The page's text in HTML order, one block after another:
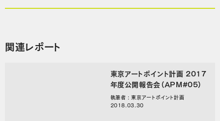
関連レポート
東京アートポイント計画 2017
年度公開報告会（APM#05）
執筆者 : 東京アートポイント計画
2018.03.30